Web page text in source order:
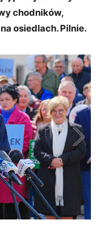
chodników,
osiedlach. Pilnie.